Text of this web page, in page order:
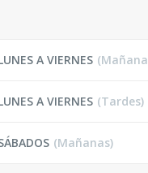
A VIERNES
A VIERNES (Tardes)
(Mañanas)